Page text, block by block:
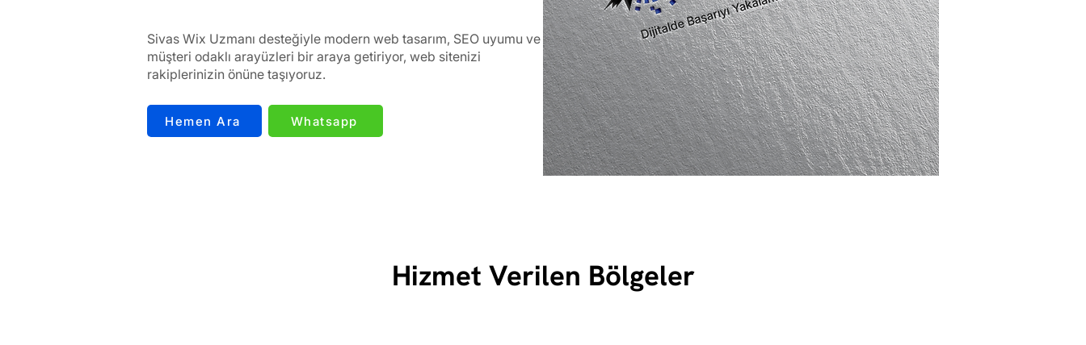
Sivas Wix Uzmanı desteğiyle modern web tasarım, SEO uyumu ve
müşteri odaklı arayüzleri bir araya getiriyor, web sitenizi
rakiplerinizin önüne taşıyoruz.
Hemen Ara Whatsapp
Hizmet Verilen Bölgeler